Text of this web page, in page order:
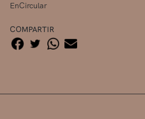
EnCircular
COMPARTIR